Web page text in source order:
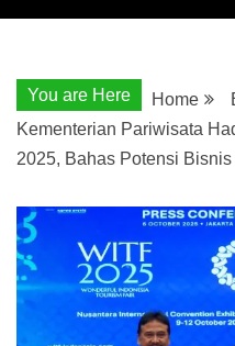
You are Here Home
Kementerian Pariwisata
2025, Bahas Potensi